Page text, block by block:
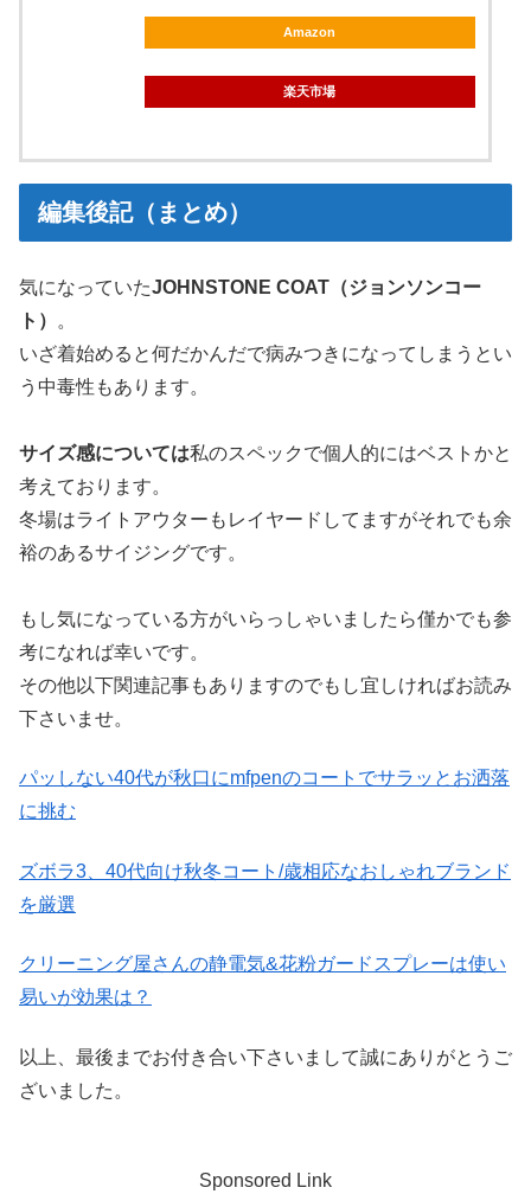
Amazon
楽天市場
編集後記（まとめ）
気になっていたJOHNSTONE COAT（ジョンソンコー
ト）
。
いざ着始めると何だかんだで病みつきになってしまうとい
う中毒性もあります。
サイズ感については私のスペックで個人的にはベストかと
考えております。
冬場はライトアウターもレイヤードしてますがそれでも余
裕のあるサイジングです。
もし気になっている方がいらっしゃいましたら僅かでも参
考になれば幸いです。
その他以下関連記事もありますのでもし宜しければお読み
下さいませ。
パッしない40代が秋口にmfpenのコートでサラッとお洒落
に挑む
ズボラ3、40代向け秋冬コート/歳相応なおしゃれブランド
を厳選
クリーニング屋さんの静電気&花粉ガードスプレーは使い
易いが効果は？
以上、最後までお付き合い下さいまして誠にありがとうご
ざいました。
Sponsored Link